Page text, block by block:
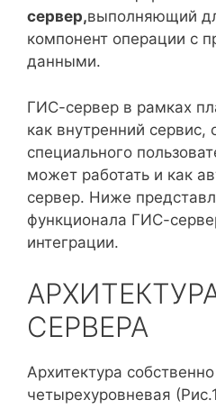
сервер,выполняющий
компонент операции с
данными.
ГИС-сервер в рамках
как внутренний
специального
может работать и как
сервер. Ниже
функционала ГИС-
интеграции.
СЕРВЕРА
Архитектура
четырехуровневая